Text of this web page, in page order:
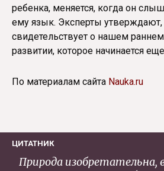
ребенка, меняется, когда он
ему язык. Эксперты утверждают,
свидетельствует о нашем
развитии, которое начинается
По материалам сайта Nauka.ru
ЦИТАТНИК
Природа изобретательна,